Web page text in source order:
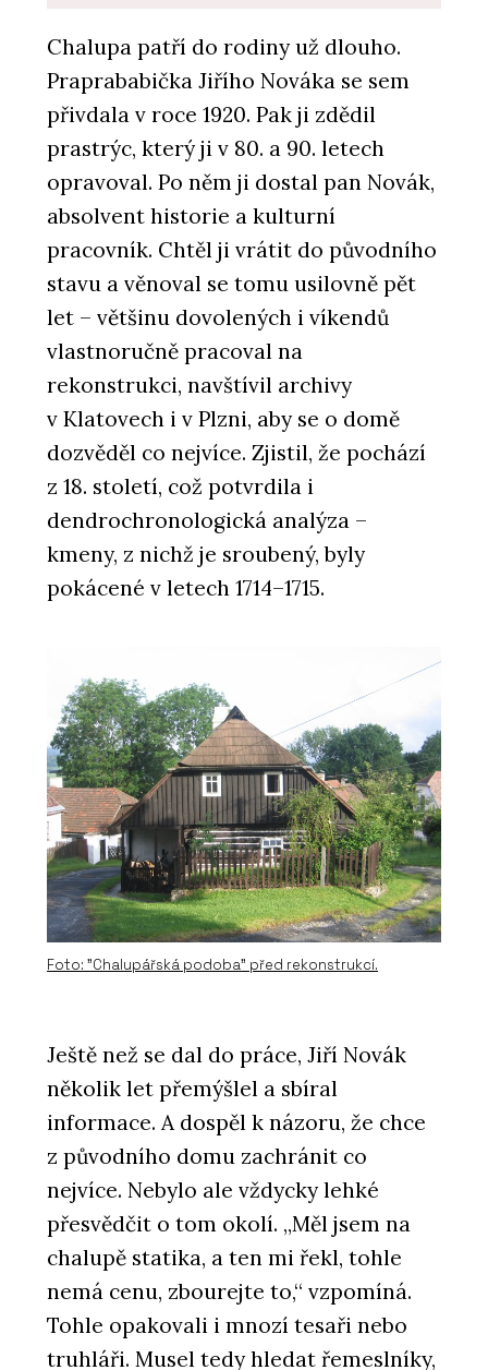
Funkční čisticí rohože Coral - Forbo
Flooring Systems
ČLÁNKY
Přírodní Marmoleum se se
socialistickým PVC nedá v ničem
srovnat, říká architekt René Dlesk.
Hodí se do paneláku, kanceláří i vily z
první republiky
PRODUKTY
Sametový vinyl Flotex - Forbo
Flooring Systems
O FIRMĚ
Forbo Flooring Systems
PRODUKTY
Linoleum na nábytek - Forbo Flooring
Chalupa patří do rodiny už dlouho.
Praprababička Jiřího Nováka se sem
přivdala v roce 1920. Pak ji zdědil
prastrýc, který ji v 80. a 90. letech
opravoval. Po něm ji dostal pan Novák,
absolvent historie a kulturní
pracovník. Chtěl ji vrátit do původního
stavu a věnoval se tomu usilovně pět
let – většinu dovolených i víkendů
vlastnoručně pracoval na
rekonstrukci, navštívil archivy
v Klatovech i v Plzni, aby se o domě
dozvěděl co nejvíce. Zjistil, že pochází
z 18. století, což potvrdila i
dendrochronologická analýza –
kmeny, z nichž je sroubený, byly
pokácené v letech 1714–1715.
Foto: "Chalupářská podoba" před rekonstrukcí.
Ještě než se dal do práce, Jiří Novák
několik let přemýšlel a sbíral
informace. A dospěl k názoru, že chce
z původního domu zachránit co
nejvíce. Nebylo ale vždycky lehké
přesvědčit o tom okolí. „Měl jsem na
chalupě statika, a ten mi řekl, tohle
nemá cenu, zbourejte to,“ vzpomíná.
Tohle opakovali i mnozí tesaři nebo
truhláři. Musel tedy hledat řemeslníky,